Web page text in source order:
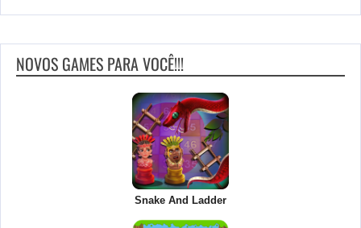
NOVOS GAMES PARA VOCÊ!!!
Snake And Ladder